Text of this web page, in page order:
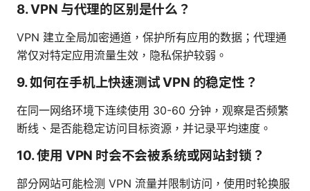
8. VPN 与代理的区别是什么？
VPN 建立全局加密通道，保护所有应用的数据；代理通
常仅对特定应用流量生效，隐私保护较弱。
9. 如何在手机上快速测试 VPN 的稳定性？
在同一网络环境下连续使用 30-60 分钟，观察是否频繁
断线、是否能稳定访问目标资源，并记录平均速度。
10. 使用 VPN 时会不会被系统或网站封锁？
部分网站可能检测 VPN 流量并限制访问，使用时轮换服